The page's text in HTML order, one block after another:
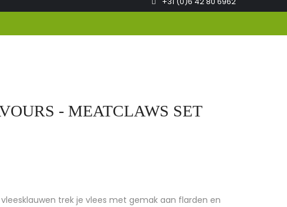
- MEATCLAWS SET
trek je vlees met gemak aan flarden en